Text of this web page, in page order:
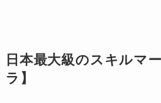
日本最大級のスキルマ
ラ】